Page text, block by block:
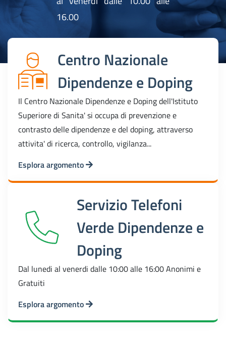
16.00
Centro Nazionale
Dipendenze e Doping
Il Centro Nazionale Dipendenze e Doping dell'Istituto
Superiore di Sanita' si occupa di prevenzione e
contrasto delle dipendenze e del doping, attraverso
attivita' di ricerca, controllo, vigilanza...
Esplora argomento
Servizio Telefoni
Verde Dipendenze e
Doping
Dal lunedi al venerdi dalle 10:00 alle 16:00 Anonimi e
Gratuiti
Esplora argomento